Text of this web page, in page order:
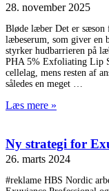
28. november 2025
Bløde læber Det er
læbeserum, som giver en
styrker hudbarrieren på
PHA 5% Exfoliating Lip
cellelag, mens resten af
således en meget
Læs mere »
Ny strategi for
26. marts 2024
#reklame HBS Nordic